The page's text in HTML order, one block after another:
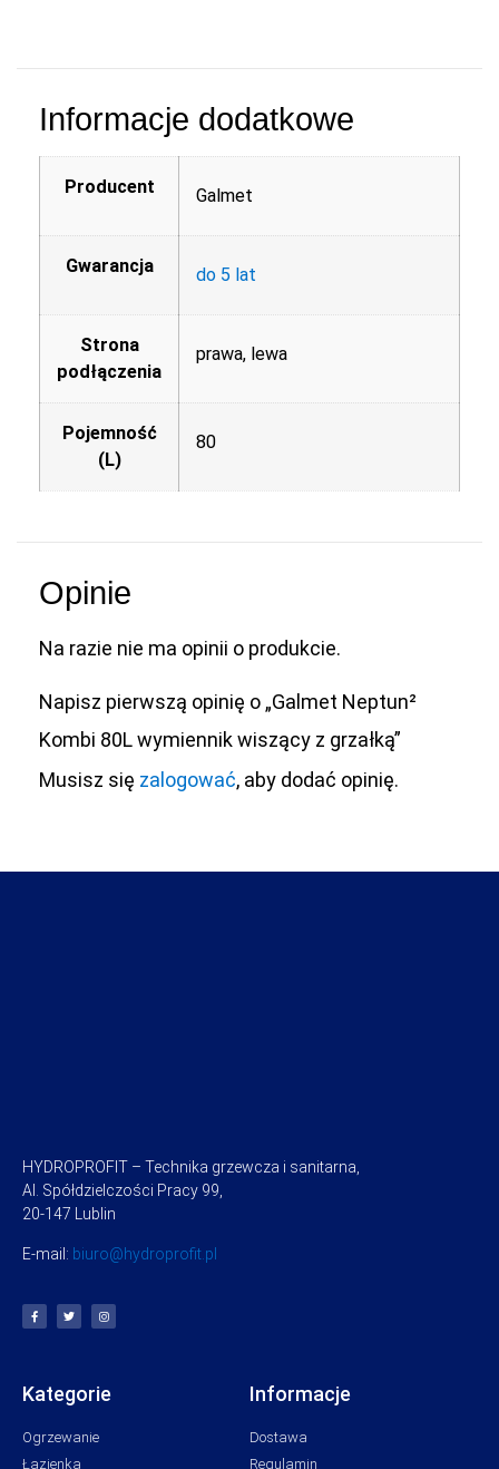
Informacje dodatkowe
Producent Galmet
Gwarancja do 5 lat
Strona
podłączenia
prawa, lewa
Pojemność
(L)
80
Opinie
Na razie nie ma opinii o produkcie.
Napisz pierwszą opinię o „Galmet Neptun²
Kombi 80L wymiennik wiszący z grzałką”
Musisz się zalogować, aby dodać opinię.
HYDROPROFIT – Technika grzewcza i sanitarna,
Al. Spółdzielczości Pracy 99,
20-147 Lublin
E-mail: biuro@hydroprofit.pl
Kategorie
Ogrzewanie
Łazienka
Informacje
Dostawa
Regulamin